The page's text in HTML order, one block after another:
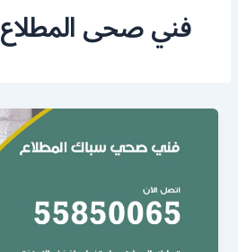
فني صحى المطلاع